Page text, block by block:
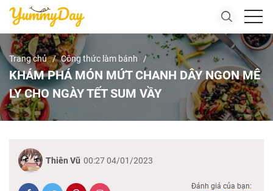
Trang chủ Công thức làm bánh
KHÁM PHÁ MÓN MỨT CHANH DÂY NGON MÊ
LY CHO NGÀY TẾT SUM VẦY
Thiên Vũ 00:27 04/01/2023
Đánh giá của bạn: